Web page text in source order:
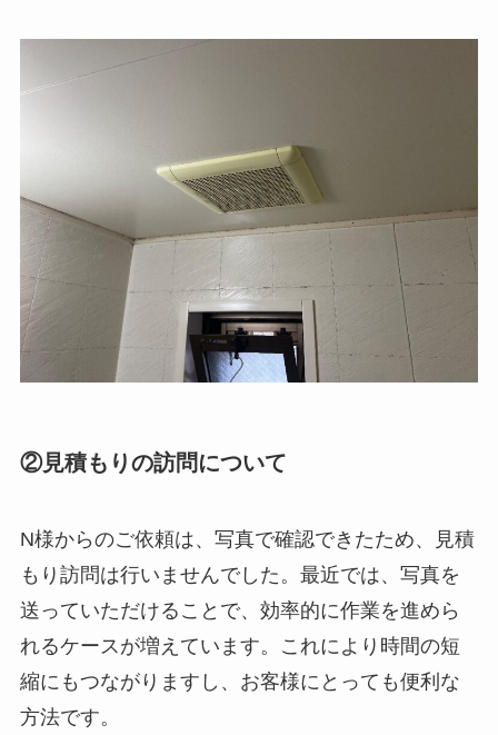
②見積もりの訪問について
N様からのご依頼は、写真で確認できたため、見積
もり訪問は行いませんでした。最近では、写真を
送っていただけることで、効率的に作業を進めら
れるケースが増えています。これにより時間の短
縮にもつながりますし、お客様にとっても便利な
方法です。